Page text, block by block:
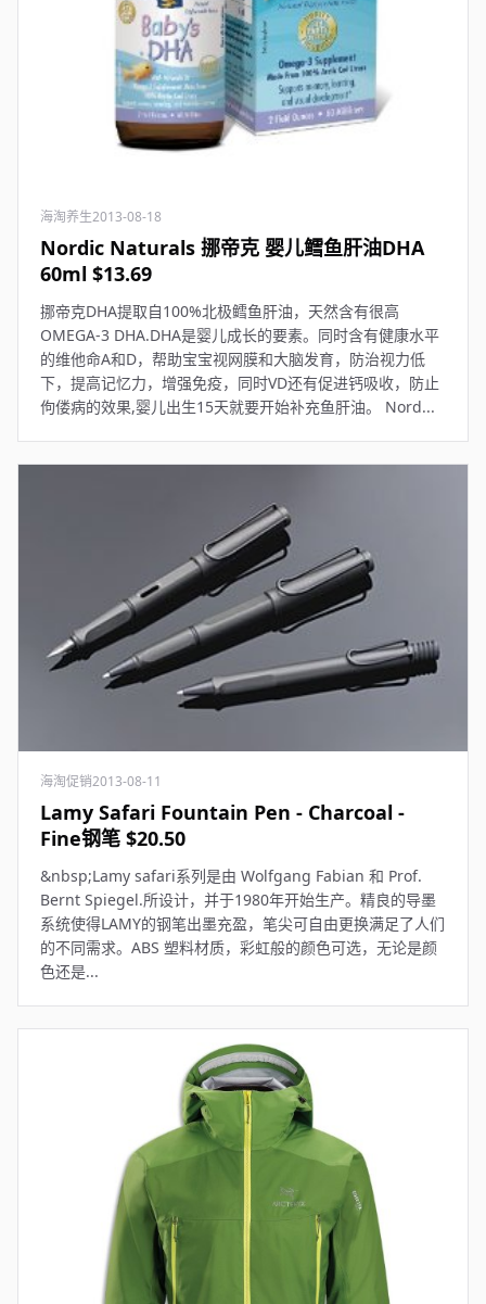
海淘养生2013-08-18
Nordic Naturals 挪帝克 婴儿鳕鱼肝油DHA
60ml $13.69
挪帝克DHA提取自100%北极鳕鱼肝油，天然含有很高
OMEGA-3 DHA.DHA是婴儿成长的要素。同时含有健康水平
的维他命A和D，帮助宝宝视网膜和大脑发育，防治视力低
下，提高记忆力，增强免疫，同时VD还有促进钙吸收，防止
佝偻病的效果,婴儿出生15天就要开始补充鱼肝油。 Nord...
海淘促销2013-08-11
Lamy Safari Fountain Pen - Charcoal -
Fine钢笔 $20.50
&nbsp;Lamy safari系列是由 Wolfgang Fabian 和 Prof.
Bernt Spiegel.所设计，并于1980年开始生产。精良的导墨
系统使得LAMY的钢笔出墨充盈，笔尖可自由更换满足了人们
的不同需求。ABS 塑料材质，彩虹般的颜色可选，无论是颜
色还是...